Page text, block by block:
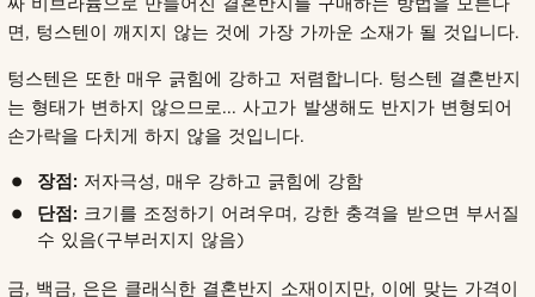
면, 텅스텐이 깨지지 않는 것에 가장 가까운 소재가 될 것입니다.
텅스텐은 또한 매우 긁힘에 강하고 저렴합니다. 텅스텐 결혼반지
는 형태가 변하지 않으므로... 사고가 발생해도 반지가 변형되어
손가락을 다치게 하지 않을 것입니다.
장점: 저자극성, 매우 강하고 긁힘에 강함
단점: 크기를 조정하기 어려우며, 강한 충격을 받으면 부서질
수 있음(구부러지지 않음)
금, 백금, 은은 클래식한 결혼반지 소재이지만, 이에 맞는 가격이